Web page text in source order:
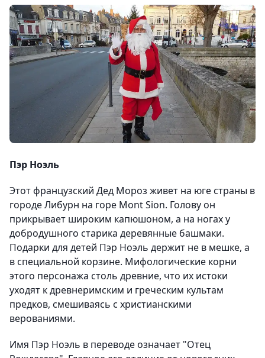
Пэр Ноэль
Этот французский Дед Мороз живет на юге страны в
городе Либурн на горе Mont Sion. Голову он
прикрывает широким капюшоном, а на ногах у
добродушного старика деревянные башмаки.
Подарки для детей Пэр Ноэль держит не в мешке, а
в специальной корзине. Мифологические корни
этого персонажа столь древние, что их истоки
уходят к древнеримским и греческим культам
предков, смешиваясь с христианскими
верованиями.
Имя Пэр Ноэль в переводе означает "Отец